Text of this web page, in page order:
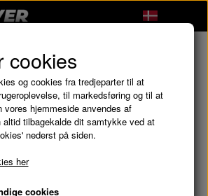
2
cookies
og cookies fra tredjeparter til at
til markedsføring og til at
vores hjemmeside anvendes af
altid tilbagekalde dit samtykke ved at
nederst på siden.
her
cookies